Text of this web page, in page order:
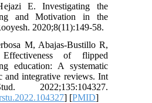
22. Dehaqin V, Hejazi E.
Process of Learning and
flipped classroom. Rooyesh.
23. Barranquero-Herbosa M, Abajas-
Ortego-Maté C. Effectiveness
classroom in nursing education: A
review of systematic and integrative
J Nurs Stud.
[DOI:10.1016/j.ijnurstu.2022.104327